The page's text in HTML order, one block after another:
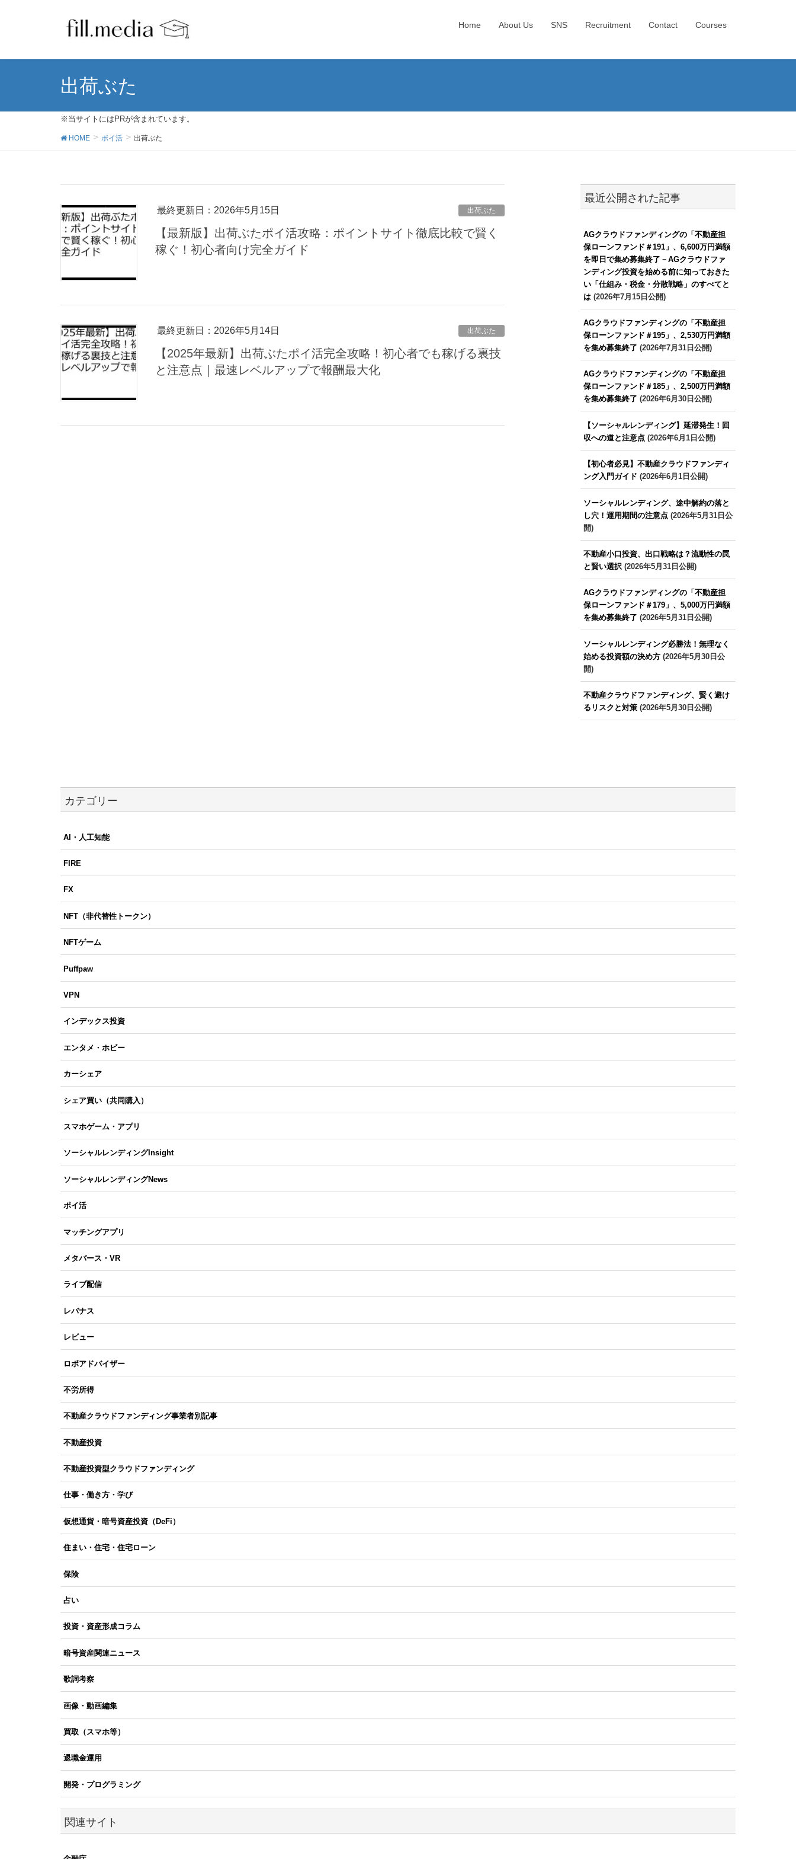
Home About Us SNS Recruitment Contact Courses
出荷ぶた
※当サイトにはPRが含まれています。
HOME ポイ活 出荷ぶた
最終更新日：2026年5月15日 出荷ぶた
【最新版】出荷ぶたポイ活攻略：ポイントサイト徹底比較で賢く
稼ぐ！初心者向け完全ガイド
最終更新日：2026年5月14日 出荷ぶた
【2025年最新】出荷ぶたポイ活完全攻略！初心者でも稼げる裏技
と注意点｜最速レベルアップで報酬最大化
最近公開された記事
AGクラウドファンディングの「不動産担
保ローンファンド＃191」、6,600万円満額
を即日で集め募集終了－AGクラウドファ
ンディング投資を始める前に知っておきた
い「仕組み・税金・分散戦略」のすべてと
は(2026年7月15日公開)
AGクラウドファンディングの「不動産担
保ローンファンド＃195」、2,530万円満額
を集め募集終了 (2026年7月31日公開)
AGクラウドファンディングの「不動産担
保ローンファンド＃185」、2,500万円満額
を集め募集終了 (2026年6月30日公開)
【ソーシャルレンディング】延滞発生！回
収への道と注意点(2026年6月1日公開)
【初心者必見】不動産クラウドファンディ
ング入門ガイド (2026年6月1日公開)
ソーシャルレンディング、途中解約の落と
し穴！運用期間の注意点(2026年5月31日公
開)
不動産小口投資、出口戦略は？流動性の罠
と賢い選択(2026年5月31日公開)
AGクラウドファンディングの「不動産担
保ローンファンド＃179」、5,000万円満額
を集め募集終了 (2026年5月31日公開)
ソーシャルレンディング必勝法！無理なく
始める投資額の決め方(2026年5月30日公
開)
不動産クラウドファンディング、賢く避け
るリスクと対策(2026年5月30日公開)
カテゴリー
AI・人工知能
FIRE
FX
NFT（非代替性トークン）
NFTゲーム
Puffpaw
VPN
インデックス投資
エンタメ・ホビー
カーシェア
シェア買い（共同購入）
スマホゲーム・アプリ
ソーシャルレンディングInsight
ソーシャルレンディングNews
ポイ活
マッチングアプリ
メタバース・VR
ライブ配信
レバナス
レビュー
ロボアドバイザー
不労所得
不動産クラウドファンディング事業者別記事
不動産投資
不動産投資型クラウドファンディング
仕事・働き方・学び
仮想通貨・暗号資産投資（DeFi）
住まい・住宅・住宅ローン
保険
占い
投資・資産形成コラム
暗号資産関連ニュース
歌詞考察
画像・動画編集
買取（スマホ等）
退職金運用
開発・プログラミング
関連サイト